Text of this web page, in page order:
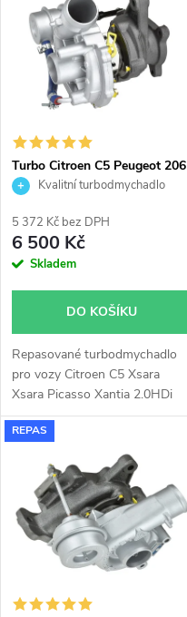
í
p
r
o
u
k
t
ů
Nejprodávanější
Abecedně
s
p
r
o
d
u
k
ů
Turbo Citroen C5 Peugeot 206
307 406 Partner 2.0HDi 66kW
Kvalitní turbodmychadlo
5 372 Kč bez DPH
6 500 Kč
Skladem
DO KOŠÍKU
Repasované turbodmychadlo
pro vozy Citroen C5 Xsara
Xsara Picasso Xantia 2.0HDi
66kW, Peugeot 206 307 406
Partner 2.0HDi 66kW.
REPAS